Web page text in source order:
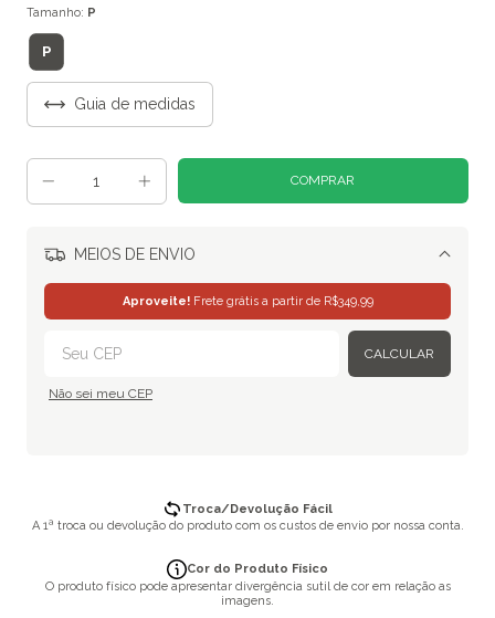
Tamanho: P
P
Guia de medidas
MEIOS DE ENVIO
Aproveite!Frete grátis a partir de R$349,99
CALCULAR
Não sei meu CEP
Troca/Devolução Fácil
A 1ª troca ou devolução do produto com os custos de envio por nossa conta.
Cor do Produto Físico
O produto físico pode apresentar divergência sutil de cor em relação as
imagens.